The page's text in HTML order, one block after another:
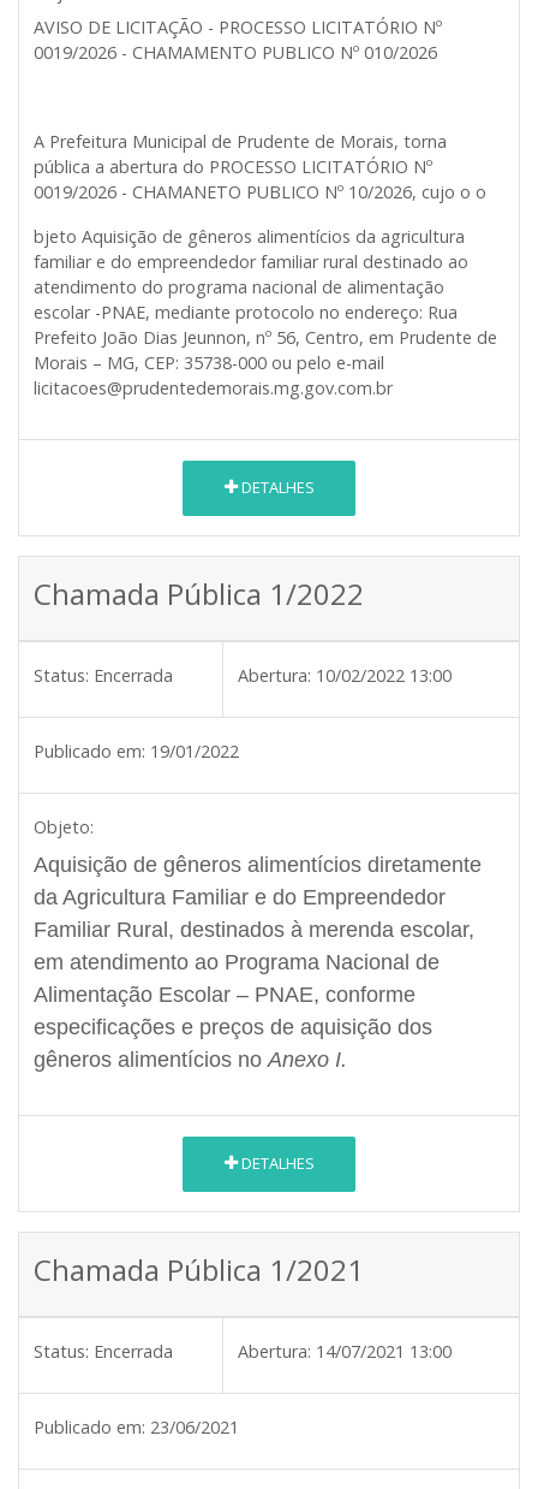
AVISO DE LICITAÇÃO - PROCESSO LICITATÓRIO Nº
0019/2026 - CHAMAMENTO PUBLICO Nº 010/2026
A Prefeitura Municipal de Prudente de Morais, torna
pública a abertura do PROCESSO LICITATÓRIO Nº
0019/2026 - CHAMANETO PUBLICO Nº 10/2026, cujo o o
bjeto Aquisição de gêneros alimentícios da agricultura
familiar e do empreendedor familiar rural destinado ao
atendimento do programa nacional de alimentação
escolar -PNAE, mediante protocolo no endereço: Rua
Prefeito João Dias Jeunnon, nº 56, Centro, em Prudente de
Morais – MG, CEP: 35738-000 ou pelo e-mail
licitacoes@prudentedemorais.mg.gov.com.br
DETALHES
Chamada Pública 1/2022
Status: Encerrada Abertura: 10/02/2022 13:00
Publicado em: 19/01/2022
Objeto:
Aquisição de gêneros alimentícios diretamente
da Agricultura Familiar e do Empreendedor
Familiar Rural, destinados à merenda escolar,
em atendimento ao Programa Nacional de
Alimentação Escolar – PNAE, conforme
especificações e preços de aquisição dos
gêneros alimentícios no Anexo I.
DETALHES
Chamada Pública 1/2021
Status: Encerrada Abertura: 14/07/2021 13:00
Publicado em: 23/06/2021